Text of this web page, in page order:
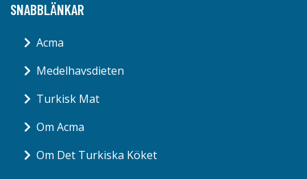
SNABBLÄNKAR
Acma
Medelhavsdieten
Turkisk Mat
Om Acma
Om Det Turkiska Köket